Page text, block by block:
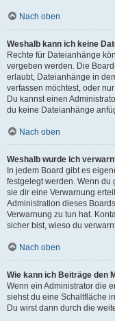
Nach oben
Weshalb kann ich keine
Rechte für Dateianhänge
vergeben werden. Die
erlaubt, Dateianhänge in
verfassen möchtest, oder
Du kannst einen
du keine Dateianhänge
Nach oben
Weshalb wurde ich
In jedem Board gibt es
festgelegt werden. Wenn du
sie dir eine Verwarnung
Administration dieses
Verwarnung zu tun hat.
sicher bist, wieso du
Nach oben
Wie kann ich Beiträge den
Wenn ein Administrator die
siehst du eine Schaltfläche
Du wirst dann durch die